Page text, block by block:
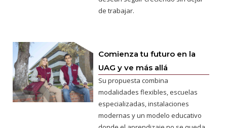
de trabajar.
Comienza tu futuro en la
UAG y ve más allá
Su propuesta combina
modalidades flexibles, escuelas
especializadas, instalaciones
modernas y un modelo educativo